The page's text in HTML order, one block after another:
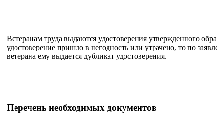
Ветеранам труда выдаются удостоверения утвержденного
удостоверение пришло в негодность или утрачено, то по
ветерана ему выдается дубликат удостоверения.
Перечень необходимых документов